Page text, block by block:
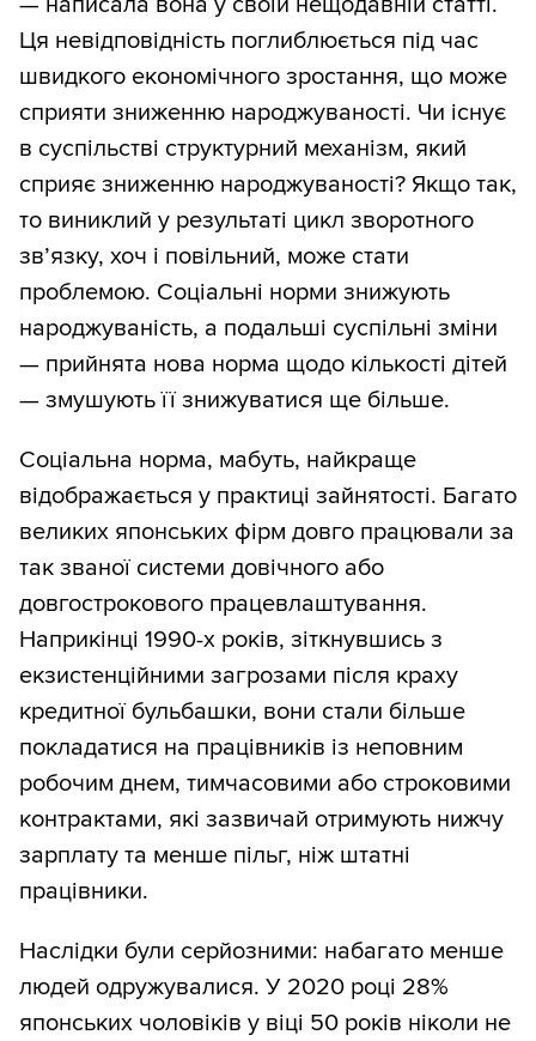
Ця невідповідність поглиблюється під час
швидкого економічного зростання, що може
сприяти зниженню народжуваності. Чи існує
в суспільстві структурний механізм, який
сприяє зниженню народжуваності? Якщо так,
то виниклий у результаті цикл зворотного
зв’язку, хоч і повільний, може стати
проблемою. Соціальні норми знижують
народжуваність, а подальші суспільні зміни
— прийнята нова норма щодо кількості дітей
— змушують її знижуватися ще більше.
Соціальна норма, мабуть, найкраще
відображається у практиці зайнятості. Багато
великих японських фірм довго працювали за
так званої системи довічного або
довгострокового працевлаштування.
Наприкінці 1990-х років, зіткнувшись з
екзистенційними загрозами після краху
кредитної бульбашки, вони стали більше
покладатися на працівників із неповним
робочим днем, тимчасовими або строковими
контрактами, які зазвичай отримують нижчу
зарплату та менше пільг, ніж штатні
працівники.
Наслідки були серйозними: набагато менше
людей одружувалися. У 2020 році 28%
японських чоловіків у віці 50 років ніколи не